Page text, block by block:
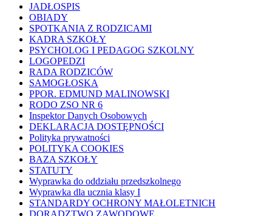
JADŁOSPIS
OBIADY
SPOTKANIA Z RODZICAMI
KADRA SZKOŁY
PSYCHOLOG I PEDAGOG SZKOLNY
LOGOPEDZI
RADA RODZICÓW
SAMOGŁOSKA
PPOR. EDMUND MALINOWSKI
RODO ZSO NR 6
Inspektor Danych Osobowych
DEKLARACJA DOSTĘPNOŚCI
Polityka prywatności
POLITYKA COOKIES
BAZA SZKOŁY
STATUTY
Wyprawka do oddziału przedszkolnego
Wyprawka dla ucznia klasy I
STANDARDY OCHRONY MAŁOLETNICH
DORADZTWO ZAWODOWE